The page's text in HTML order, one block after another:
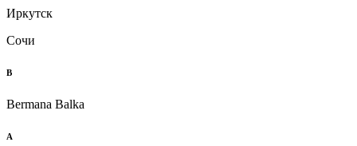
Иркутск
Сочи
B
Bermana Balka
А